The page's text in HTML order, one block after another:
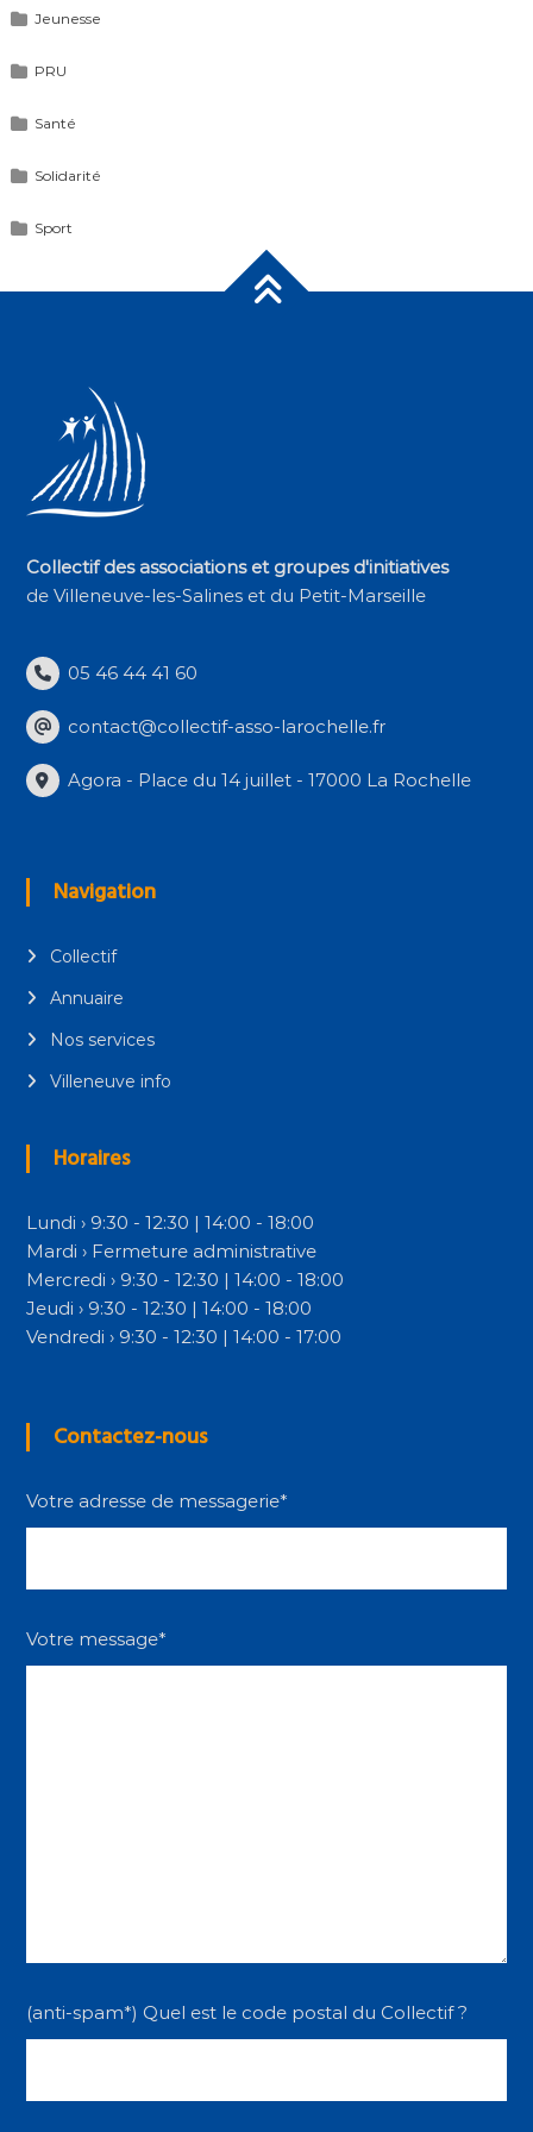
Jeunesse
PRU
Santé
Solidarité
Sport
Collectif des associations et groupes d'initiatives
de Villeneuve-les-Salines et du Petit-Marseille
05 46 44 41 60
contact@collectif-asso-larochelle.fr
Agora - Place du 14 juillet - 17000 La Rochelle
Navigation
Collectif
Annuaire
Nos services
Villeneuve info
Horaires
Lundi › 9:30 - 12:30 | 14:00 - 18:00
Mardi › Fermeture administrative
Mercredi › 9:30 - 12:30 | 14:00 - 18:00
Jeudi › 9:30 - 12:30 | 14:00 - 18:00
Vendredi › 9:30 - 12:30 | 14:00 - 17:00
Contactez-nous
Votre adresse de messagerie*
Votre message*
(anti-spam*) Quel est le code postal du Collectif ?